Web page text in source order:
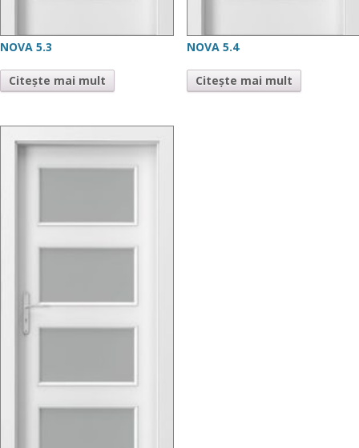
NOVA 5.3
Citește mai mult
NOVA 5.4
Citește mai mult